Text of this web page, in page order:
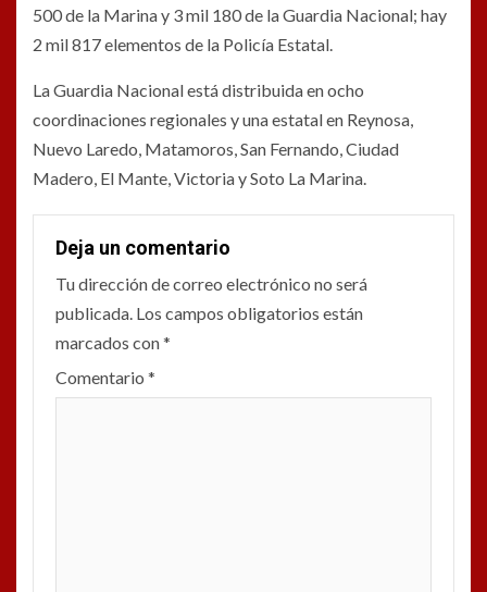
500 de la Marina y 3 mil 180 de la Guardia Nacional; hay
2 mil 817 elementos de la Policía Estatal.
La Guardia Nacional está distribuida en ocho
coordinaciones regionales y una estatal en Reynosa,
Nuevo Laredo, Matamoros, San Fernando, Ciudad
Madero, El Mante, Victoria y Soto La Marina.
Deja un comentario
Tu dirección de correo electrónico no será
publicada. Los campos obligatorios están
marcados con*
Comentario *